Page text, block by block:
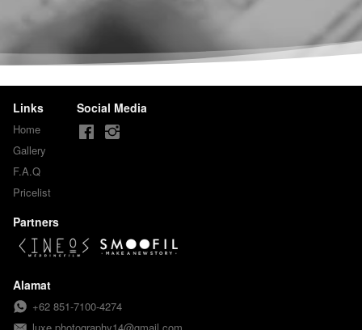
Links
Home
Gallery
F.A.Q
Pricelist
Social Media
Partners
Alamat
+62 851-7100-4274
luxe.photography14@gmail.com